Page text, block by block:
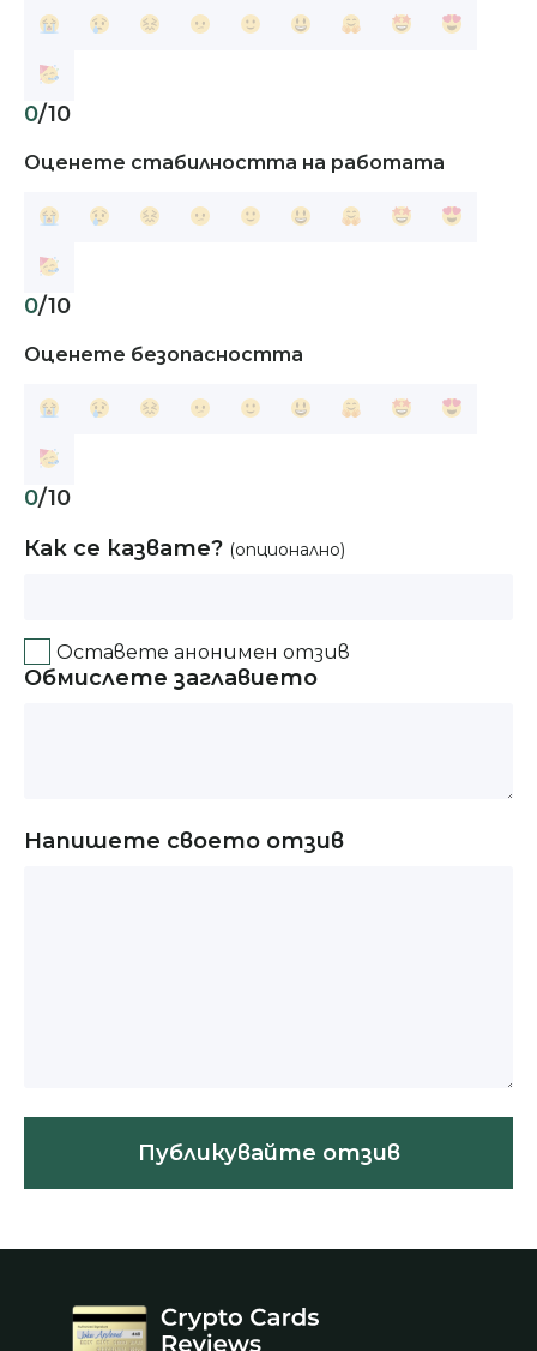
0/10
Оценете стабилността на работата
0/10
Оценете безопасността
0/10
Как се казвате? (опционално)
Оставете анонимен отзив
Обмислете заглавието
Напишете своето отзив
Публикувайте отзив